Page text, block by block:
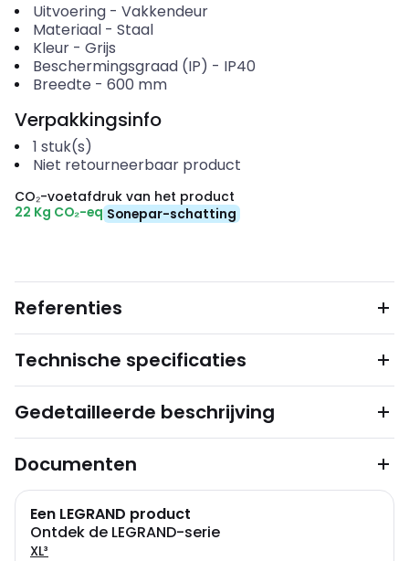
Uitvoering- Vakkendeur
Materiaal- Staal
Kleur- Grijs
Beschermingsgraad (IP) - IP40
Breedte - 600 mm
Verpakkingsinfo
1 stuk(s)
Niet retourneerbaar product
CO₂-voetafdruk van het product
22 Kg CO₂-eq Sonepar-schatting
Referenties
Technische specificaties
Gedetailleerde beschrijving
Documenten
Een LEGRAND product
Ontdek de LEGRAND-serie
XL³